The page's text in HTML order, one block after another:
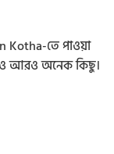
the
product
Kotha-তে পাওয়া
ও আরও অনেক কিছু।